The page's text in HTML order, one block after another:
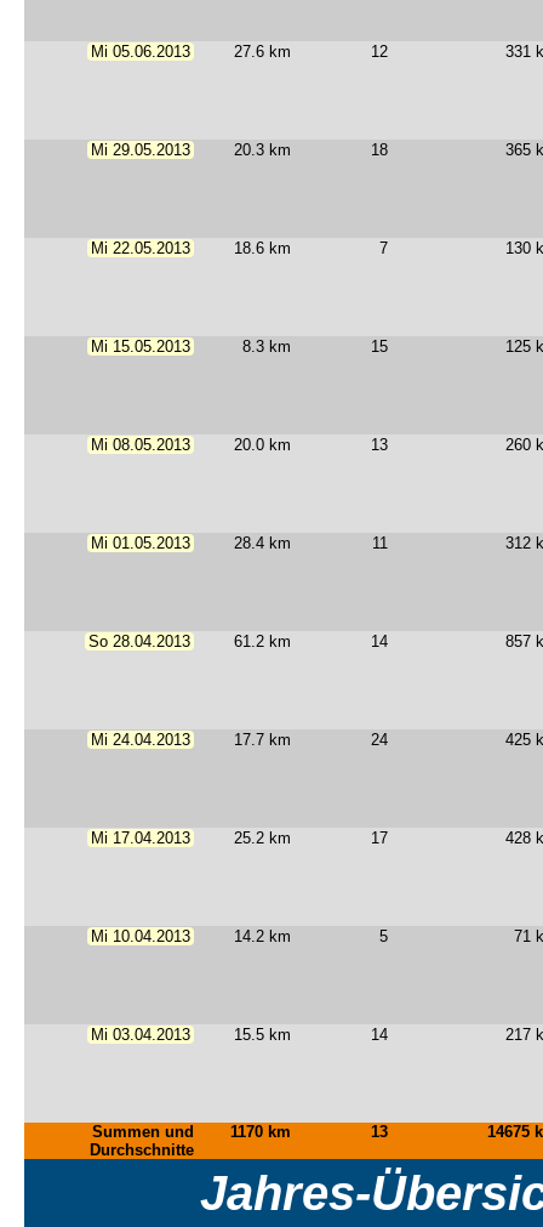
Mi 05.06.2013 27.6 km 12 331
Mi 29.05.2013 20.3 km 18 365
Mi 22.05.2013 18.6 km 7 130
Mi 15.05.2013 8.3 km 15 125
Mi 08.05.2013 20.0 km 13 260
Mi 01.05.2013 28.4 km 11 312
So 28.04.2013 61.2 km 14 857
Mi 24.04.2013 17.7 km 24 425
Mi 17.04.2013 25.2 km 17 428
Mi 10.04.2013 14.2 km 5 71
Mi 03.04.2013 15.5 km 14 217
Summen und
Durchschnitte
1170 km 13 14675
Jahres-